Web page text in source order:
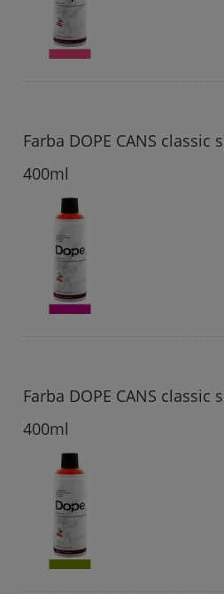
Farba DOPE CANS classic
400ml
Farba DOPE CANS classic
400ml